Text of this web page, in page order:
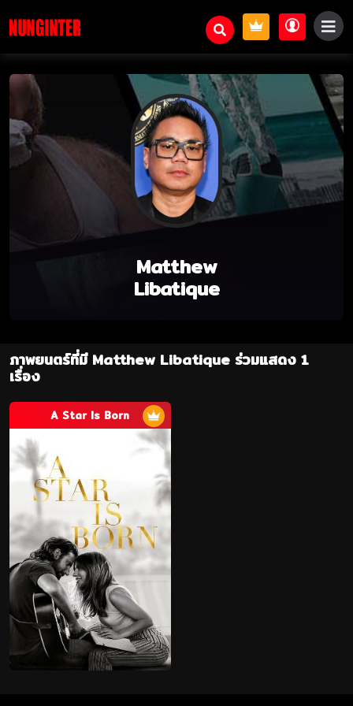
Matthew
Libatique
ภาพยนตร์ที่มี Matthew Libatique ร่วมแสดง 1
เรื่อง
A Star Is Born